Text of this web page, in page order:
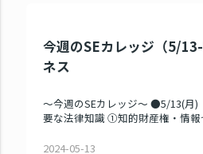
今週のSEカレッジ（5/
ネス
～今週のSEカレッジ～ ●5/13(月)
要な法律知識 ①知的財産権・情報
2024-05-13